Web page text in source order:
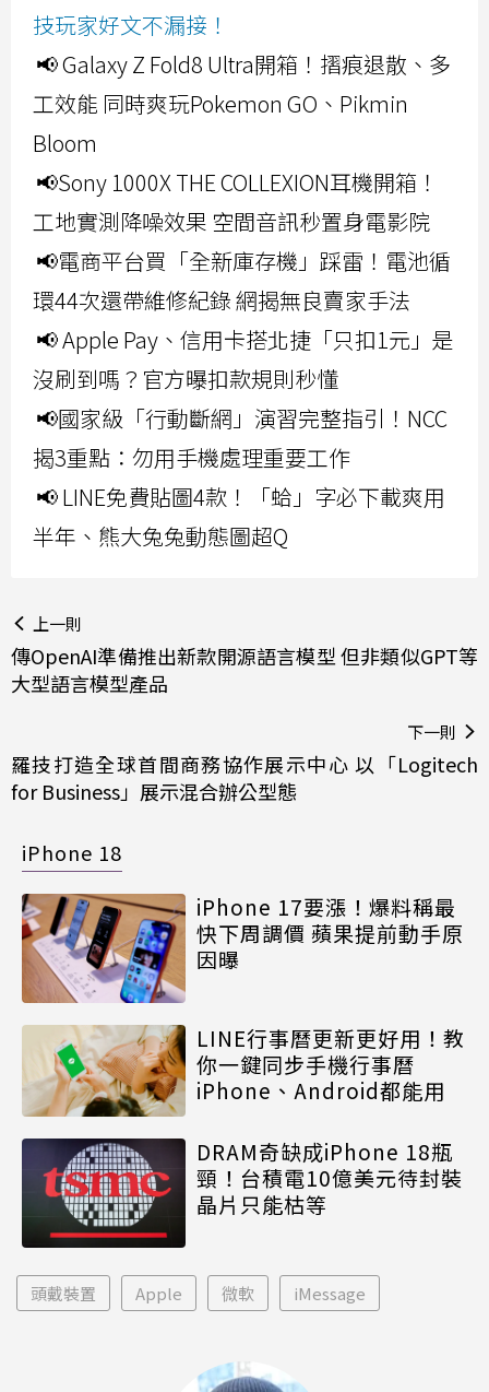
技玩家好文不漏接！
📢 Galaxy Z Fold8 Ultra開箱！摺痕退散、多
工效能 同時爽玩Pokemon GO、Pikmin
Bloom
📢Sony 1000X THE COLLEXION耳機開箱！
工地實測降噪效果 空間音訊秒置身電影院
📢電商平台買「全新庫存機」踩雷！電池循
環44次還帶維修紀錄 網揭無良賣家手法
📢 Apple Pay、信用卡搭北捷「只扣1元」是
沒刷到嗎？官方曝扣款規則秒懂
📢國家級「行動斷網」演習完整指引！NCC
揭3重點：勿用手機處理重要工作
📢 LINE免費貼圖4款！「蛤」字必下載爽用
半年、熊大兔兔動態圖超Q
上一則
傳OpenAI準備推出新款開源語言模型 但非類似GPT等
大型語言模型產品
下一則
羅技打造全球首間商務協作展示中心 以「Logitech
for Business」展示混合辦公型態
iPhone 18
iPhone 17要漲！爆料稱最
快下周調價 蘋果提前動手原
因曝
LINE行事曆更新更好用！教
你一鍵同步手機行事曆
iPhone、Android都能用
DRAM奇缺成iPhone 18瓶
頸！台積電10億美元待封裝
晶片只能枯等
頭戴裝置 Apple 微軟 iMessage